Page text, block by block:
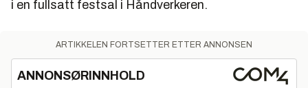
i en fullsatt festsal i Håndverkeren.
ARTIKKELEN FORTSETTER ETTER ANNONSEN
ANNONSØRINNHOLD